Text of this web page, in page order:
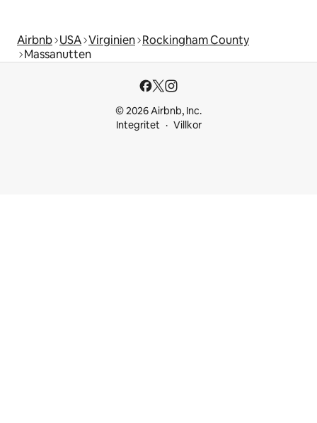
Airbnb USA Virginien Rockingham County
Massanutten
© 2026 Airbnb, Inc.
Integritet
Villkor